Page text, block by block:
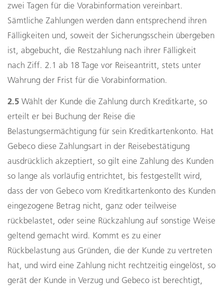
zwei Tagen für die Vorabinformation vereinbart.
Sämtliche Zahlungen werden dann entsprechend ihren
Fälligkeiten und, soweit der Sicherungsschein übergeben
ist, abgebucht, die Restzahlung nach ihrer Fälligkeit
nach Ziff. 2.1 ab 18 Tage vor Reiseantritt, stets unter
Wahrung der Frist für die Vorabinformation.
2.5 Wählt der Kunde die Zahlung durch Kreditkarte, so
erteilt er bei Buchung der Reise die
Belastungsermächtigung für sein Kreditkartenkonto. Hat
Gebeco diese Zahlungsart in der Reisebestätigung
ausdrücklich akzeptiert, so gilt eine Zahlung des Kunden
so lange als vorläufig entrichtet, bis festgestellt wird,
dass der von Gebeco vom Kreditkartenkonto des Kunden
eingezogene Betrag nicht, ganz oder teilweise
rückbelastet, oder seine Rückzahlung auf sonstige Weise
geltend gemacht wird. Kommt es zu einer
Rückbelastung aus Gründen, die der Kunde zu vertreten
hat, und wird eine Zahlung nicht rechtzeitig eingelöst, so
gerät der Kunde in Verzug und Gebeco ist berechtigt,